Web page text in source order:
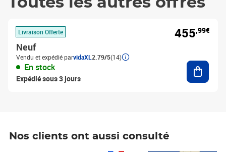
Livraison Offerte
Neuf
Vendu et expédié parvidaXL 2.79/5(14)
En stock
Expédié sous 3 jours
455,99€
Nos clients ont aussi consulté